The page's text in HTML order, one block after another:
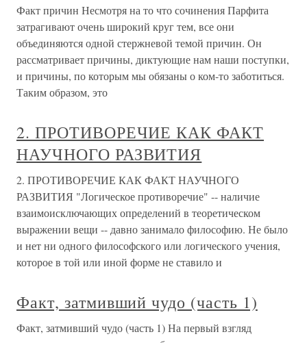
Факт причин Несмотря на то что сочинения Парфита
затрагивают очень широкий круг тем, все они
объединяются одной стержневой темой причин. Он
рассматривает причины, диктующие нам наши поступки,
и причины, по которым мы обязаны о ком-то заботиться.
Таким образом, это
2. ПРОТИВОРЕЧИЕ КАК ФАКТ
НАУЧНОГО РАЗВИТИЯ
2. ПРОТИВОРЕЧИЕ КАК ФАКТ НАУЧНОГО
РАЗВИТИЯ "Логическое противоречие" -- наличие
взаимоисключающих определений в теоретическом
выражении вещи -- давно занимало философию. Не было
и нет ни одного философского или логического учения,
которое в той или иной форме не ставило и
Факт, затмивший чудо (часть 1)
Факт, затмивший чудо (часть 1) На первый взгляд